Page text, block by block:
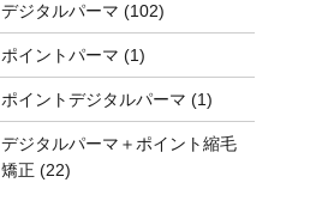
デジタルパーマ (102)
ポイントパーマ (1)
ポイントデジタルパーマ (1)
デジタルパーマ＋ポイント縮毛
矯正 (22)